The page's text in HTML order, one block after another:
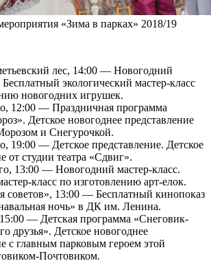
«Зима в парках» 2018/19
лес, 14:00 — Новогодний
Бесплатный экологический мастер-класс
новогодних игрушек.
12:00 — Праздничная программа
Детское новогоднее представление
и Снегурочкой.
19:00 — Детское представление. Детское
от студии театра «Сдвиг».
13:00 — Новогодний мастер-класс.
класс по изготовлению арт-елок.
советов», 13:00 — Бесплатный кинопоказ
ночь» в ДК им. Ленина.
— Детская программа «Снеговик-
друзья». Детское новогоднее
с главным парковым героем этой
Почтовиком.